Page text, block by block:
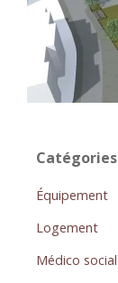
Catégories
Équipement
Logement
Médico social